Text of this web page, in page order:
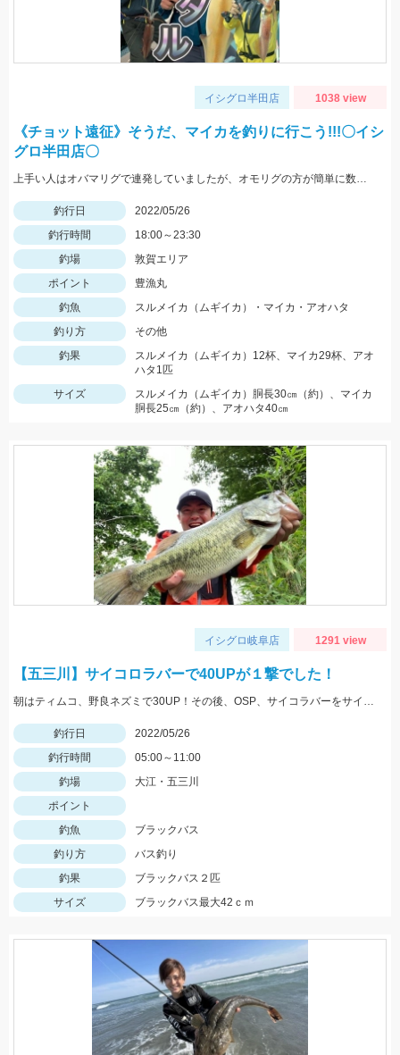
イシグロ半田店 1038 view
《チョット遠征》そうだ、マイカを釣りに行こう!!!〇イシ
グロ半田店〇
上手い人はオバマリグで連発していましたが、オモリグの方が簡単に数を伸ばすことが出来ました!! オモリグ×スイスイドロッパーが大当たり!!
釣行日
2022/05/26
釣行時間
18:00～23:30
釣場
敦賀エリア
ポイント
豊漁丸
釣魚
スルメイカ（ムギイカ）・マイカ・アオハタ
釣り方
その他
釣果
スルメイカ（ムギイカ）12杯、マイカ29杯、アオ
ハタ1匹
サイズ
スルメイカ（ムギイカ）胴長30㎝（約）、マイカ
胴長25㎝（約）、アオハタ40㎝
イシグロ岐阜店 1291 view
【五三川】サイコロラバーで40UPが１撃でした！
朝はティムコ、野良ネズミで30UP！その後、OSP、サイコラバーをサイトで使い、40UPをGETしました！
釣行日
2022/05/26
釣行時間
05:00～11:00
釣場
大江・五三川
ポイント
釣魚
ブラックバス
釣り方
バス釣り
釣果
ブラックバス２匹
サイズ
ブラックバス最大42ｃｍ